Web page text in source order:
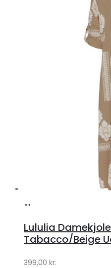
Klædeskabet.dk
Lululia
Tabacco/Beige
399,00 kr.